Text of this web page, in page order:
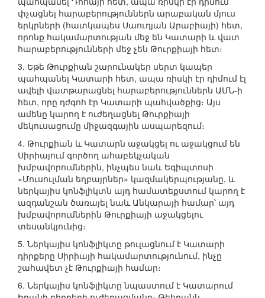
փչացնել հարաբերություններն արաբական մյուս
երկրների (հատկապես Սաուդյան Արաբիայի) հետ,
որոնք հակամարտության մեջ են Կատարի և վատ
հարաբերությունների մեջ չեն Թուրքիայի հետ։
3. Եթե Թուրքիան շարունակեր սերտ կապեր
պահպանել Կատարի հետ, ապա ռիսկի էր դիմում էլ
ավելի վատթարացնել հարաբերություններն ԱՄՆ-ի
հետ, որը դժգոհ էր Կատարի պահվածքից։ Այս
ամենը կարող է ուժեղացնել Թուրքիայի
մեկուսացումը միջազգային ասպարեզում։
4. Թուրքիան և Կատարն աջակցել ու աջակցում են
Սիրիայում գործող ահաբեկչական
խմբավորումներին, ինչպես նաև Եգիպտոսի
«Մուսուլման եղբայրներ» կազմակերպությանը, և
ներկայիս կոնֆլիկտն այդ համատեքստում կարող է
ազդանշան ծառայել նաև Անկարայի համար՝ այդ
խմբավորումներին Թուրքիայի աջակցելու
տեսանկյունից։
5. Ներկայիս կոնֆլիկտը թուլացնում է Կատարի
դիրքերը Սիրիայի հակամարտությունում, ինչը
շահավետ չէ Թուրքիայի համար։
6. Ներկայիս կոնֆլիկտը նպաստում է Կատարում